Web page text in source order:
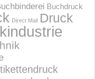
Buchdruck
Direct Mail Druck